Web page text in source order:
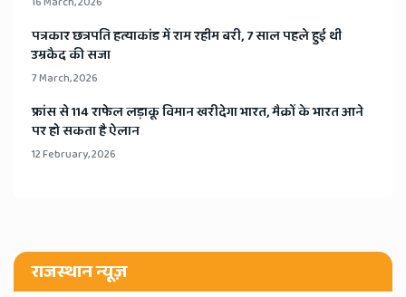
​पत्रकार छत्रपति हत्याकांड में राम रहीम बरी, 7 साल पहले हुई थी
उम्रकैद की सजा
7 March, 2026
​फ्रांस से 114 राफेल लड़ाकू विमान खरीदेगा भारत, मैक्रों के भारत आने
पर हो सकता है ऐलान
12 February, 2026
राजस्थान न्यूज़